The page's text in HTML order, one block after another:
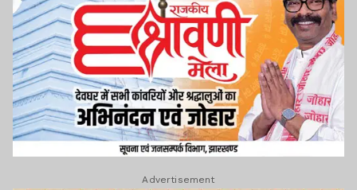
Advertisement